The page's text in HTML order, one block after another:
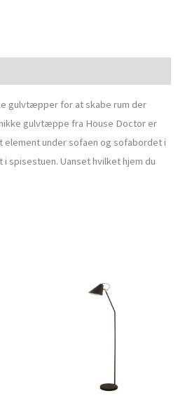
gulvtæpper for at skabe rum der
gulvtæppe fra House Doctor er
under sofaen og sofabordet i
spisestuen. Uanset hvilket hjem du